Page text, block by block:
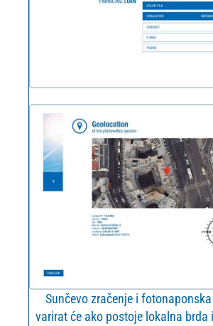
Sunčevo zračenje i
varirat će ako postoje lokalna brda